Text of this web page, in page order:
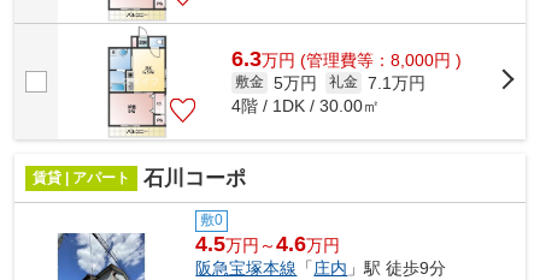
6.3万円 (管理費等：8,000円 )
敷金 5万円 礼金 7.1万円
4階 / 1DK / 30.00㎡
賃貸 | アパート 石川コーポ
敷0
4.5万円～4.6万円
阪急宝塚本線 「庄内 」駅 徒歩9分